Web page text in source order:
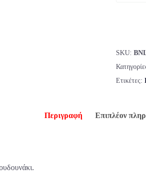
SKU:
Ετικέτες:
Περιγραφή Επιπλέον